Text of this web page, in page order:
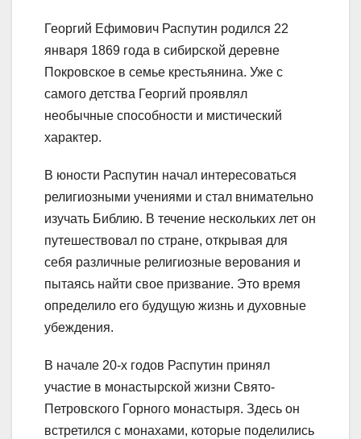
Георгий Ефимович Распутин родился 22
января 1869 года в сибирской деревне
Покровское в семье крестьянина. Уже с
самого детства Георгий проявлял
необычные способности и мистический
характер.
В юности Распутин начал интересоваться
религиозными учениями и стал внимательно
изучать Библию. В течение нескольких лет он
путешествовал по стране, открывая для
себя различные религиозные верования и
пытаясь найти свое призвание. Это время
определило его будущую жизнь и духовные
убеждения.
В начале 20-х годов Распутин принял
участие в монастырской жизни Свято-
Петровского Горного монастыря. Здесь он
встретился с монахами, которые поделились